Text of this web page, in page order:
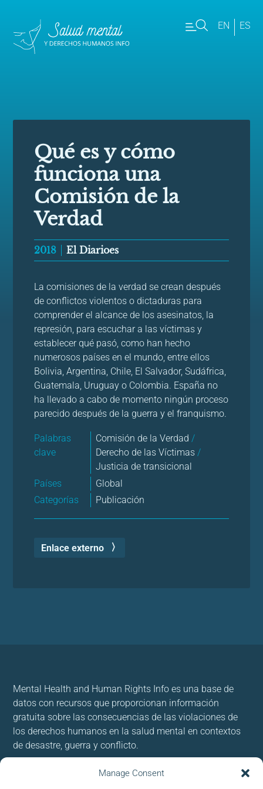
Manage Consent
EN ES
Qué es y cómo
funciona una
Comisión de la
Verdad
2018 El Diarioes
La comisiones de la verdad se crean después
de conflictos violentos o dictaduras para
comprender el alcance de los asesinatos, la
represión, para escuchar a las víctimas y
establecer qué pasó, como han hecho
numerosos países en el mundo, entre ellos
Bolivia, Argentina, Chile, El Salvador, Sudáfrica,
Guatemala, Uruguay o Colombia. España no
ha llevado a cabo de momento ningún proceso
parecido después de la guerra y el franquismo.
Palabras
clave
Comisión de la Verdad/
Derecho de las Víctimas/
Justicia de transicional
Países
Global
Categorías
Publicación
Enlace externo
Mental Health and Human Rights Info es una base de
datos con recursos que proporcionan información
gratuita sobre las consecuencias de las violaciones de
los derechos humanos en la salud mental en contextos
de desastre, guerra y conflicto.
Usamos cookies para brindar y mejorar nuestros